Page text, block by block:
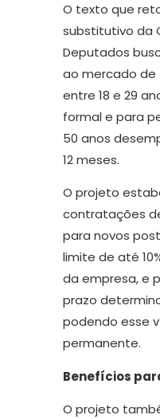
O texto que
substitutivo da
Deputados
ao mercado de
entre 18 e 29
formal e para
50 anos
12 meses.
O projeto
contratações
para novos
limite de até
da empresa, e
prazo
podendo esse
permanente.
Benefícios
O projeto